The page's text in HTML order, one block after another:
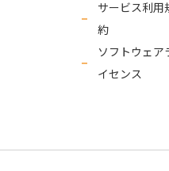
サービス利用
約
ソフトウェア
イセンス